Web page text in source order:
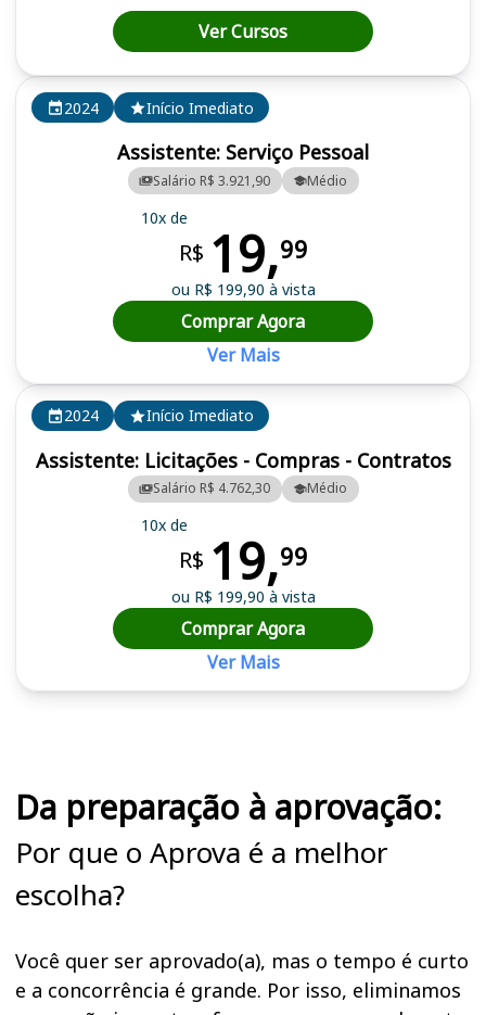
2024 Início Imediato
Assistente: Licitações - Compras - Contratos
Salário R$ 4.762,30 Médio
10x de
R$ 19,99
ou R$ 199,90 à vista
Comprar Agora
Ver Mais
2024 Início Imediato
Assistente: Serviço Pessoal
Salário R$ 3.921,90 Médio
10x de
R$ 19,99
ou R$ 199,90 à vista
Comprar Agora
Ver Mais
Ver Cursos
Da preparação à aprovação:
Por que o Aprova é a melhor
escolha?
Você quer ser aprovado(a), mas o tempo é curto
e a concorrência é grande. Por isso, eliminamos